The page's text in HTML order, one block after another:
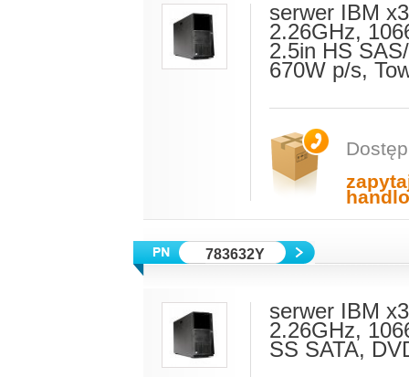
serwer IBM
2.26GHz,
2.5in HS
670W p/s,
783632Y
serwer IBM
2.26GHz,
SS SATA,